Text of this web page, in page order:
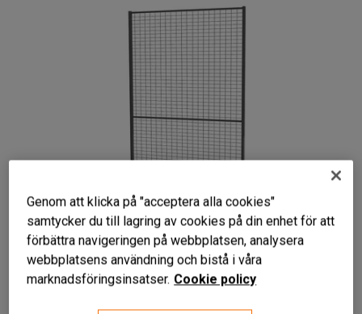
Lätt att montera
Genom att klicka på "acceptera alla cookies"
samtycker du till lagring av cookies på din enhet för att
förbättra navigeringen på webbplatsen, analysera
webbplatsens användning och bistå i våra
marknadsföringsinsatser. Cookie policy